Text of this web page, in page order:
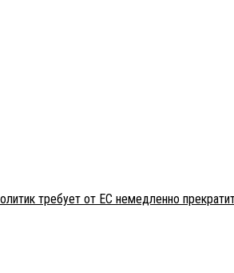
требует от ЕС немедленно